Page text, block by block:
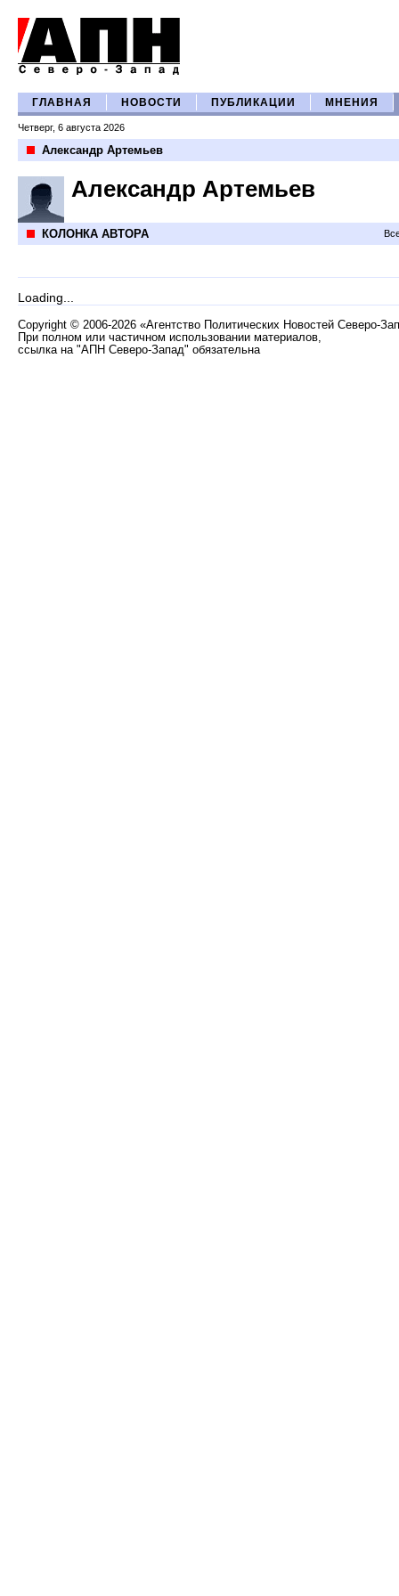
ГЛАВНАЯ НОВОСТИ ПУБЛИКАЦИИ МНЕНИЯ
Четверг, 6 августа 2026
Александр Артемьев
Александр Артемьев
КОЛОНКА АВТОРА
Loading...
Copyright © 2006-2026 «Агентство Политических Новостей Северо-
При полном или частичном использовании материалов,
ссылка на "АПН Северо-Запад" обязательна